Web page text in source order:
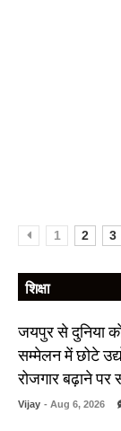
1 2 3
शिक्षा
जयपुर से दुनिया
सम्मेलन में छोटे
रोजगार बढ़ाने पर
Vijay - Aug 6, 2026